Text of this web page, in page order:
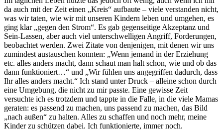
da auch mit der Zeit einen „Kreis“ aufbaute – viele verstanden nicht,
was wir taten, wie wir mit unseren Kindern leben und umgehen, es
ging klar „gegen den Strom“. Es gab gegenseitige Akzeptanz und
Sein-Lassen, aber auch viel unterschwelligen Angriff, Forderungen,
beobachtet werden. Zwei Zitate von denjenigen, mit denen wir uns
zumindest austauschen konnten: „Wenn jemand in der Erziehung
etc. alles anders macht, dann schaut man halt schon, wie und ob das
dann funktioniert…“ und „Wir fühlen uns angegriffen dadurch, dass
Ihr alles anders macht.“ Ich stand unter Druck – alleine schon durch
eine Umgebung, die nicht zu mir passte. Eine gewisse Zeit
versuchte ich es trotzdem und tappte in die Falle, in die viele Mamas
geraten: es passend zu machen, uns passend zu machen, das Bild
„nach außen“ zu halten. Alles zu schaffen und noch mehr, meine
Kinder zu schützen dabei. Ich funktionierte, immer noch.